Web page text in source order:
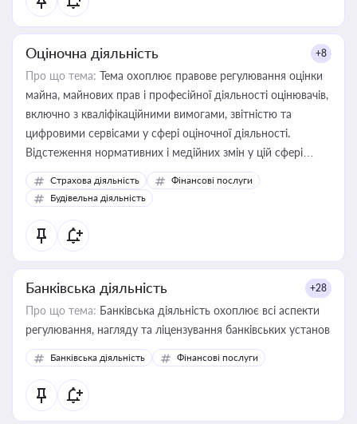
Оціночна діяльність +8
Про що тема: Тема охоплює правове регулювання оцінки
майна, майнових прав і професійної діяльності оцінювачів,
включно з кваліфікаційними вимогами, звітністю та
цифровими сервісами у сфері оціночної діяльності.
Відстеження нормативних і медійних змін у цій сфері
корисне для власника бізнесу, керівника, юриста або
бухгалтера під час оподаткування, приватизації, оренди
державного майна, корпоративних угод і перевірки
статусу суб'єктів оціночної діяльності
Страхова діяльність
Фінансові послуги
Будівельна діяльність
Банківська діяльність +28
Про що тема: Банківська діяльність охоплює всі аспекти
регулювання, нагляду та ліцензування банківських установ
Банківська діяльність Фінансові послуги